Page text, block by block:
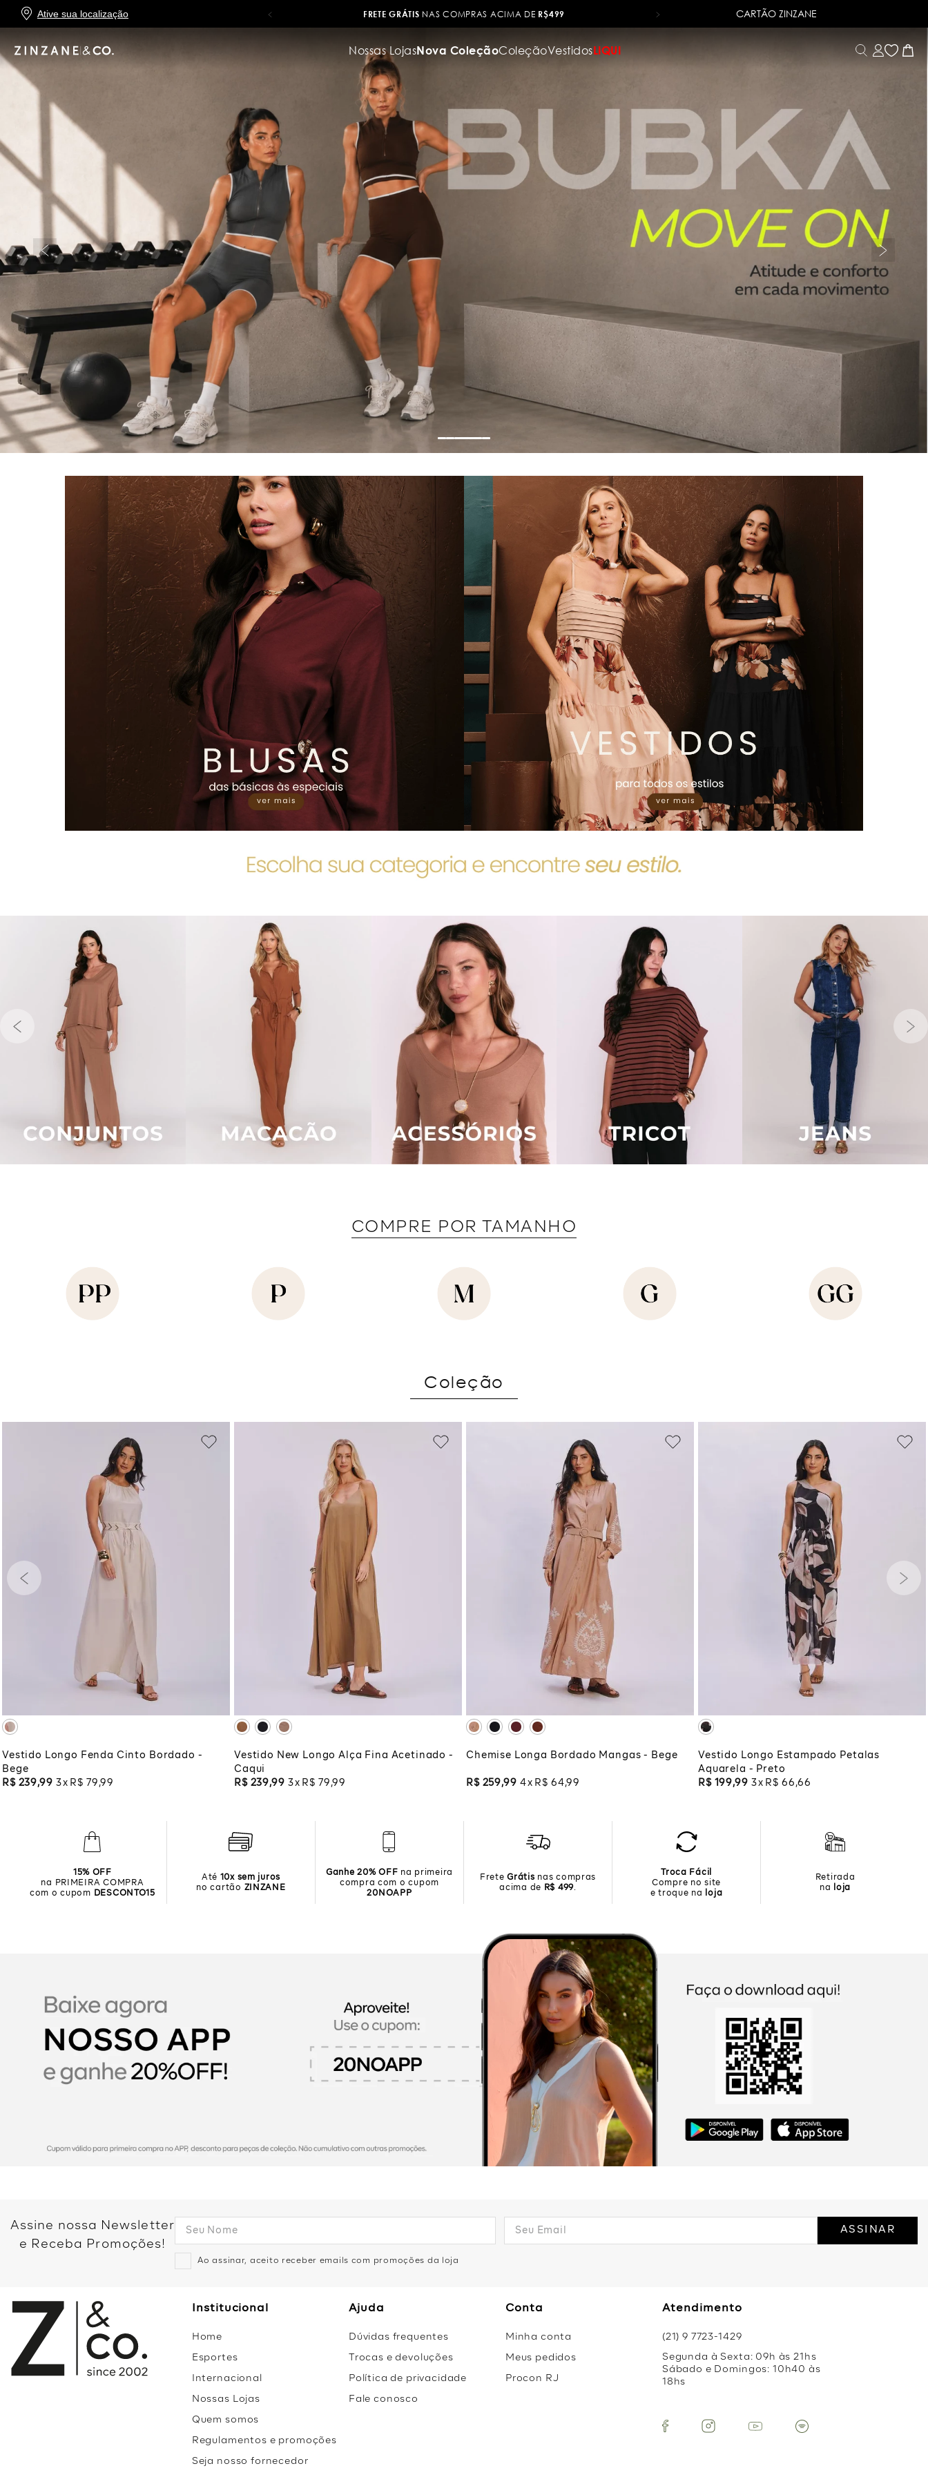
Ative sua localização
FRETE GRÁTISNAS COMPRAS ACIMA DE 6X SEM JUROSNO CARTÃO DE CRÉDITO CARTÃO ZINZANE
Nossas LojasNova ColeçãoColeçãoVestidosLIQUI
COMPRE POR TAMANHO
Coleção
ADICIONAR À SACOLA
Vestido Longo Fenda Cinto Bordado -
Bege
R$ 239,99 3 R$ 79 ,99
M
ADICIONAR À SACOLA
Vestido New Longo Alça Fina Acetinado -
Caqui
R$ 239,99 3 R$ 79 ,99
P
ADICIONAR À SACOLA
Chemise Longa Bordado Mangas - Bege
R$ 259,99 4 R$ 64,99
G
M
ADICIONAR À SACOLA
Vestido Longo Estampado Petalas
Aquarela - Preto
R$ 199,99 3 R$ 66 ,66
15% OFF
na PRIMEIRA COMPRA
com o cupom DESCONTO15
Até 10x sem juros
no cartão ZINZANE
Ganhe 20% OFF na primeira
compra com o cupom
20NOAPP
FreteGrátis nas compras
acima de R$ 499.
Troca Fácil
Compre no site
e troque na
loja
Retirada
na loja
Assine nossa Newsletter
e Receba Promoções!
Ao assinar, aceito receber emails com promoções da loja
ASSINAR
Institucional
Home
Esportes
Internacional
Nossas Lojas
Quem somos
Regulamentos e promoções
Seja nosso fornecedor
Ajuda
Dúvidas frequentes
Trocas e devoluções
Política de privacidade
Fale conosco
Conta
Minha conta
Meus pedidos
Procon RJ
Atendimento
(21) 9 7723-1429
Segunda à Sexta: 09h às 21hs
Sábado e Domingos: 10h40 às
18hs